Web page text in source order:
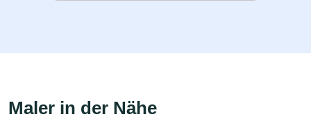
Maler in der Nähe